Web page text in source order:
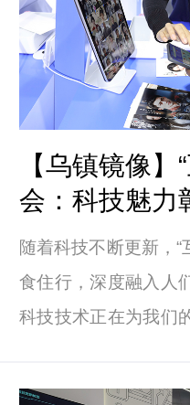
【乌镇镜像】
会：科技魅力
随着科技不断更新，
食住行，深度融入人
科技技术正在为我们
手可及，科技魅力越